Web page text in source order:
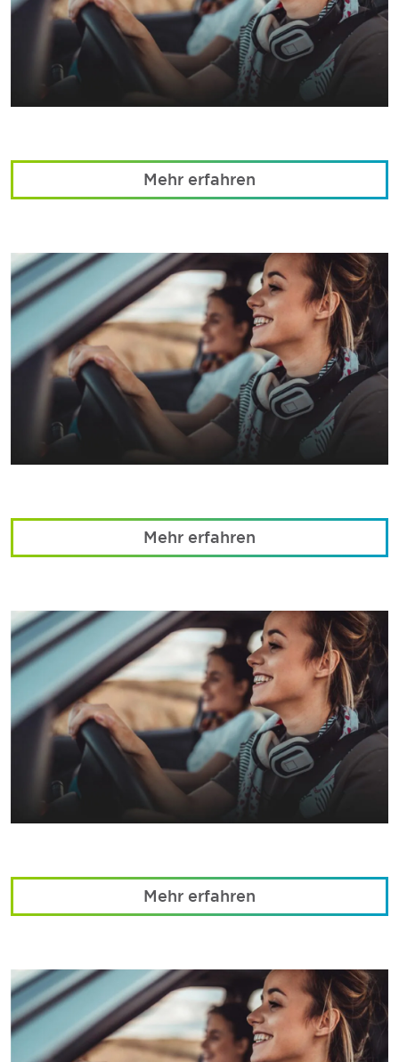
Mehr erfahren
Mehr erfahren
Mehr erfahren